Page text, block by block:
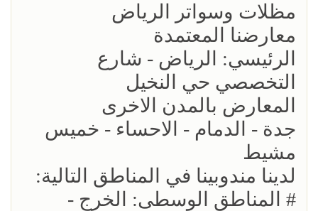
مظلات وسواتر الرياض
معارضنا المعتمدة
الرئيسي: الرياض - شارع
التخصصي حي النخيل
المعارض بالمدن الاخرى
جدة - الدمام - الاحساء - خميس
مشيط
لدينا مندوبينا في المناطق التالية:
# المناطق الوسطى: الخرج -